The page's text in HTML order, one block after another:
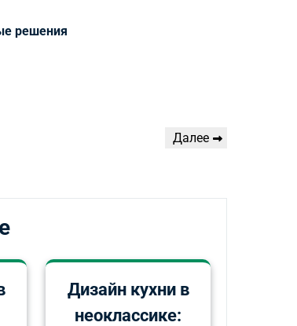
решения
Следующая
Далее
Дизайн кухни в
неоклассике: